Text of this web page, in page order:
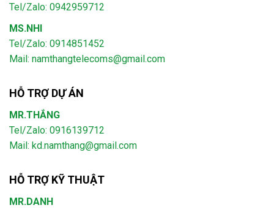
Tel/Zalo: 0942959712
MS.NHI
Tel/Zalo: 0914851452
Mail: namthangtelecoms@gmail.com
HỖ TRỢ DỰ ÁN
MR.THẮNG
Tel/Zalo: 0916139712
Mail: kd.namthang@gmail.com
HỖ TRỢ KỸ THUẬT
MR.DANH